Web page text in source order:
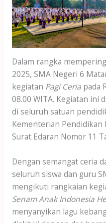
Dalam rangka
2025, SMA Negeri 6
kegiatan Pagi Ceriapada
08.00 WITA. Kegiatan ini
di seluruh satuan
Kementerian Pendidikan
Surat Edaran Nomor 11
Dengan semangat ceria
seluruh siswa dan guru
mengikuti rangkaian
Senam Anak Indonesia
menyanyikan lagu